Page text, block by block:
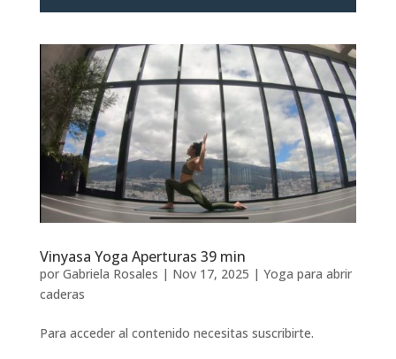
Vinyasa Yoga Aperturas 39 min
por Gabriela Rosales | Nov 17, 2025 | Yoga para abrir
caderas
Para acceder al contenido necesitas suscribirte.